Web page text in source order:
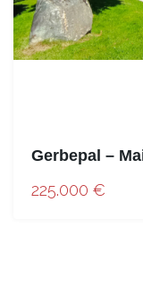
Gerbepal –
225.000 €